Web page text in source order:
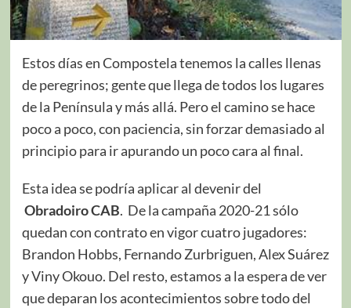
Estos días en Compostela tenemos la calles llenas
de peregrinos; gente que llega de todos los lugares
de la Península y más allá. Pero el camino se hace
poco a poco, con paciencia, sin forzar demasiado al
principio para ir apurando un poco cara al final.
Esta idea se podría aplicar al devenir del
Obradoiro CAB. De la campaña 2020-21 sólo
quedan con contrato en vigor cuatro jugadores:
Brandon Hobbs, Fernando Zurbriguen, Alex Suárez
y Viny Okouo. Del resto, estamos a la espera de ver
que deparan los acontecimientos sobre todo del